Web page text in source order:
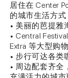
居住在 Center
的城市生活方式
• 美丽的芭提雅
• Central
Extra 等大型购
• 步行可达各类
• 周边配套齐全